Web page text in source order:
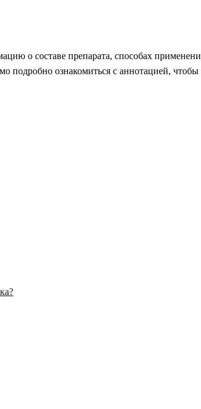
о составе препарата, способах
подробно ознакомиться с аннотацией,